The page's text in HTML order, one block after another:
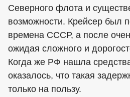
Северного флота и
возможности. Крейсер был
времена СССР, а после
ожидая сложного и
Когда же РФ нашла
оказалось, что такая
только на пользу.